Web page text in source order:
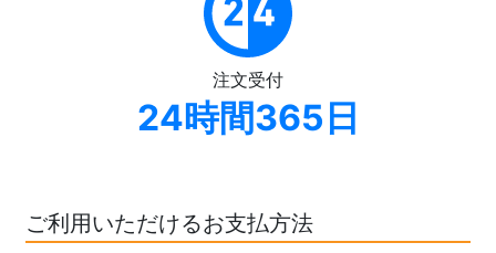
注文受付
24時間365日
ご利用いただけるお支払方法